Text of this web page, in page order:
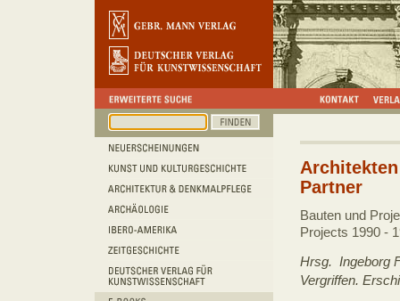
Partner
Bauten und
Projects 1990 -
Hrsg. Ingeborg
Vergriffen.